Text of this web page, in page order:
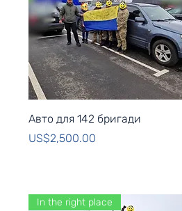
Quick View
Авто для 142 бригади
Price
US$2,500.00
In the right place